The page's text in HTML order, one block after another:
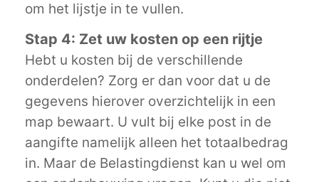
om het lijstje in te vullen.
Stap 4: Zet uw kosten op een rijtje
Hebt u kosten bij de verschillende
onderdelen? Zorg er dan voor dat u de
gegevens hierover overzichtelijk in een
map bewaart. U vult bij elke post in de
aangifte namelijk alleen het totaalbedrag
in. Maar de Belastingdienst kan u wel om